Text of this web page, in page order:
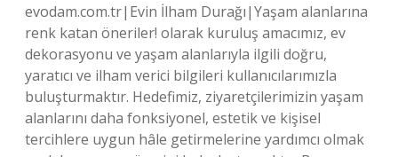
evodam.com.tr|Evin İlham Durağı|Yaşam alanlarına
renk katan öneriler! olarak kuruluş amacımız, ev
dekorasyonu ve yaşam alanlarıyla ilgili doğru,
yaratıcı ve ilham verici bilgileri kullanıcılarımızla
buluşturmaktır. Hedefimiz, ziyaretçilerimizin yaşam
alanlarını daha fonksiyonel, estetik ve kişisel
tercihlere uygun hâle getirmelerine yardımcı olmak